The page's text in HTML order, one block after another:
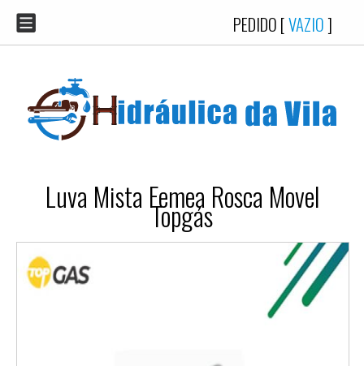
PEDIDO [VAZIO]
Luva Mista Femea Rosca Movel
Topgás